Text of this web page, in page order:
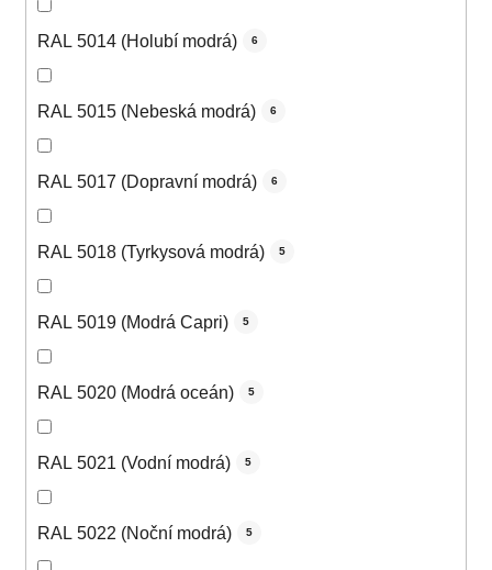
RAL 5014 (Holubí modrá) 6
RAL 5015 (Nebeská modrá) 6
RAL 5017 (Dopravní modrá) 6
RAL 5018 (Tyrkysová modrá) 5
RAL 5019 (Modrá Capri) 5
RAL 5020 (Modrá oceán) 5
RAL 5021 (Vodní modrá) 5
RAL 5022 (Noční modrá) 5